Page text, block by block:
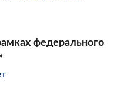
федерального